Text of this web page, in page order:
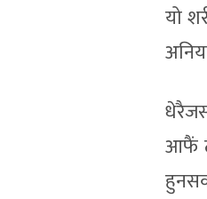
यो
आफैं